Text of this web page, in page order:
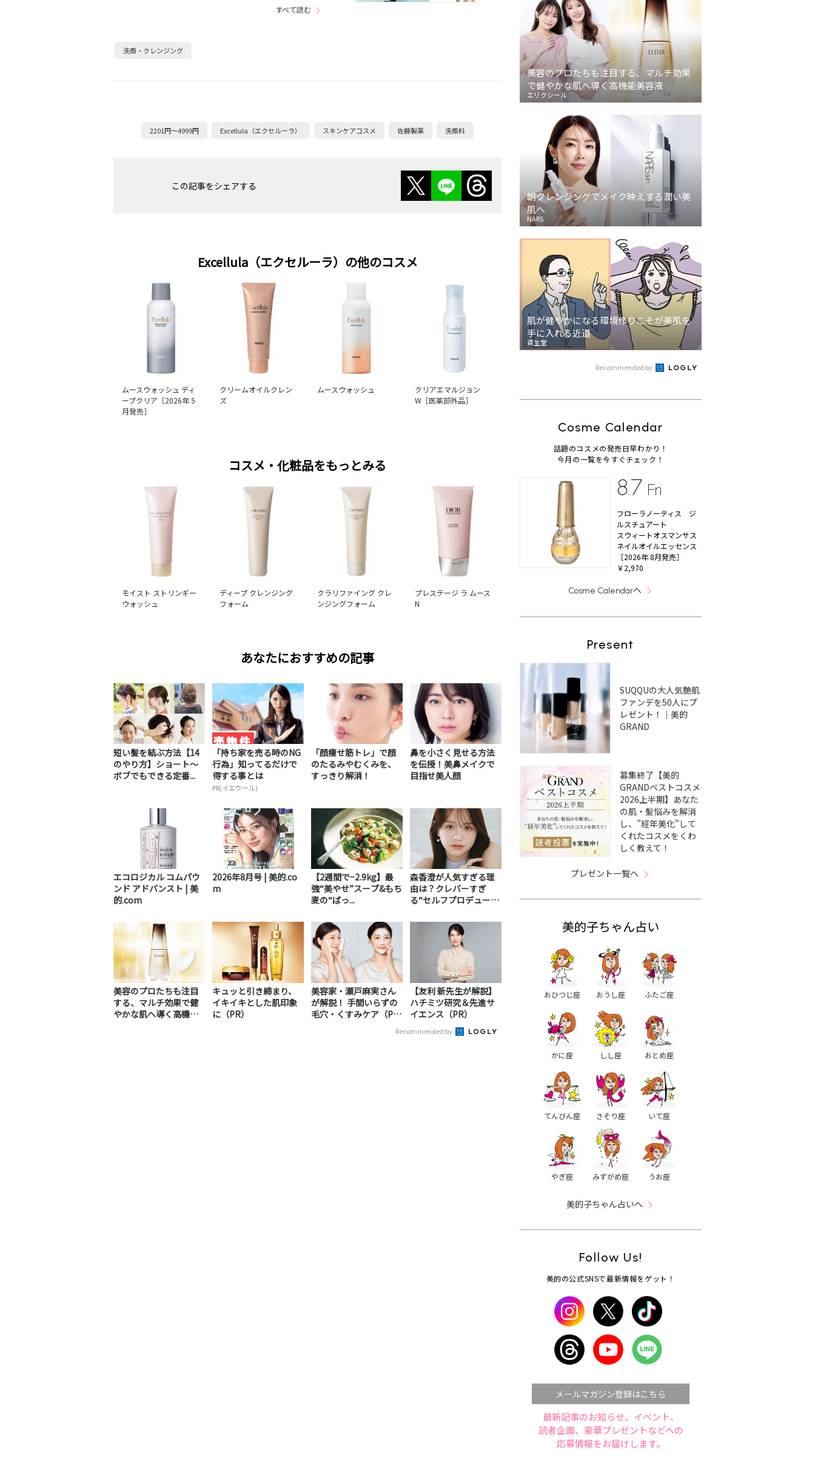
すべて読む
洗顔・クレンジング
2201円～4999円 Excellula（エクセルーラ） スキンケアコスメ 佐藤製薬 洗顔料
この記事をシェアする
Excellula（エクセルーラ）の他のコスメ
ムースウォッシュ ディ
ープクリア［2026年 5
月発売］
クリームオイルクレン
ズ
ムースウォッシュ
クリアエマルジョン
W［医薬部外品］
コスメ・化粧品をもっとみる
モイスト ストリンギー
ウォッシュ
ディープ クレンジング
フォーム
クラリファイング クレ
ンジングフォーム
プレステージ ラ ムース
N
あなたにおすすめの記事
短い髪を結ぶ方法【14
のやり方】ショート～
ボブでもできる定番...
「持ち家を売る時のNG
行為」知ってるだけで
得する事とは
PR(イエウール)
「顔痩せ筋トレ」で顔
のたるみやむくみを、
すっきり解消！
鼻を小さく見せる方法
を伝授！美鼻メイクで
目指せ美人顔
エコロジカル コムパウ
ンド アドバンスト | 美
的.com
2026年8月号 | 美的.co
m
【2週間で−2.9kg】最
強“美やせ”スープ&もち
麦の“ばっ...
森香澄が人気すぎる理
由は？クレバーすぎ
る“セルフプロデュー
美容のプロたちも注目
する、マルチ効果で健
やかな肌へ導く高機能
キュッと引き締まり、
イキイキとした肌印象
に（PR）
美容家・瀬戸麻実さん
が解説！ 手間いらずの
毛穴・くすみケア（P
【友利 新先生が解説】
ハチミツ研究＆先進サ
イエンス（PR）
Recommended by
美容のプロたちも注目する、マルチ効果
で健やかな肌へ導く高機能美容液
エリクシール
朝クレンジングでメイク映えする潤い美
肌へ
NARS
肌が健やかになる環境作りこそが美肌を
手に入れる近道
資生堂
Recommended by
Cosme Calendar
話題のコスメの発売日早わかり！
今月の一覧を今すぐチェック！
8.7 Fri
フローラノーティス ジ
ルスチュアート
スウィートオスマンサス
ネイルオイルエッセンス
［2026年 8月発売］
￥2,970
Cosme Calendarへ
Present
SUQQUの大人気艶肌
ファンデを50人にプ
レゼント！｜美的
GRAND
募集終了【美的
GRANDベストコスメ
2026上半期】あなた
の肌・髪悩みを解消
し、”経年美化”して
くれたコスメをくわ
しく教えて！
プレゼント一覧へ
美的子ちゃん占い
おひつじ座 おうし座 ふたご座
かに座 しし座 おとめ座
てんびん座 さそり座 いて座
やぎ座 みずがめ座 うお座
美的子ちゃん占いへ
Follow Us!
美的の公式SNSで最新情報をゲット！
メールマガジン登録はこちら
最新記事のお知らせ、イベント、
読者企画、豪華プレゼントなどへの
応募情報をお届けします。